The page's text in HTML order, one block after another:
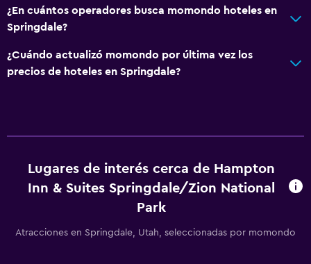
¿En cuántos operadores busca momondo hoteles en
Springdale?
¿Cuándo actualizó momondo por última vez los
precios de hoteles en Springdale?
Lugares de interés cerca de Hampton
Inn & Suites Springdale/Zion National
Park
Atracciones en Springdale, Utah, seleccionadas por momondo